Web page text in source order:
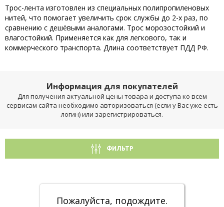
Трос-лента изготовлен из специальных полипропиленовых
нитей, что помогает увеличить срок службы до 2-х раз, по
сравнению с дешёвыми аналогами. Трос морозостойкий и
влагостойкий. Применяется как для легкового, так и
коммерческого транспорта. Длина соответствует ПДД РФ.
Информация для покупателей
Для получения актуальной цены товара и доступа ко всем
сервисам сайта необходимо авторизоваться (если у Вас уже есть
логин) или зарегистрироваться.
ФИЛЬТР
Пожалуйста, подождите.